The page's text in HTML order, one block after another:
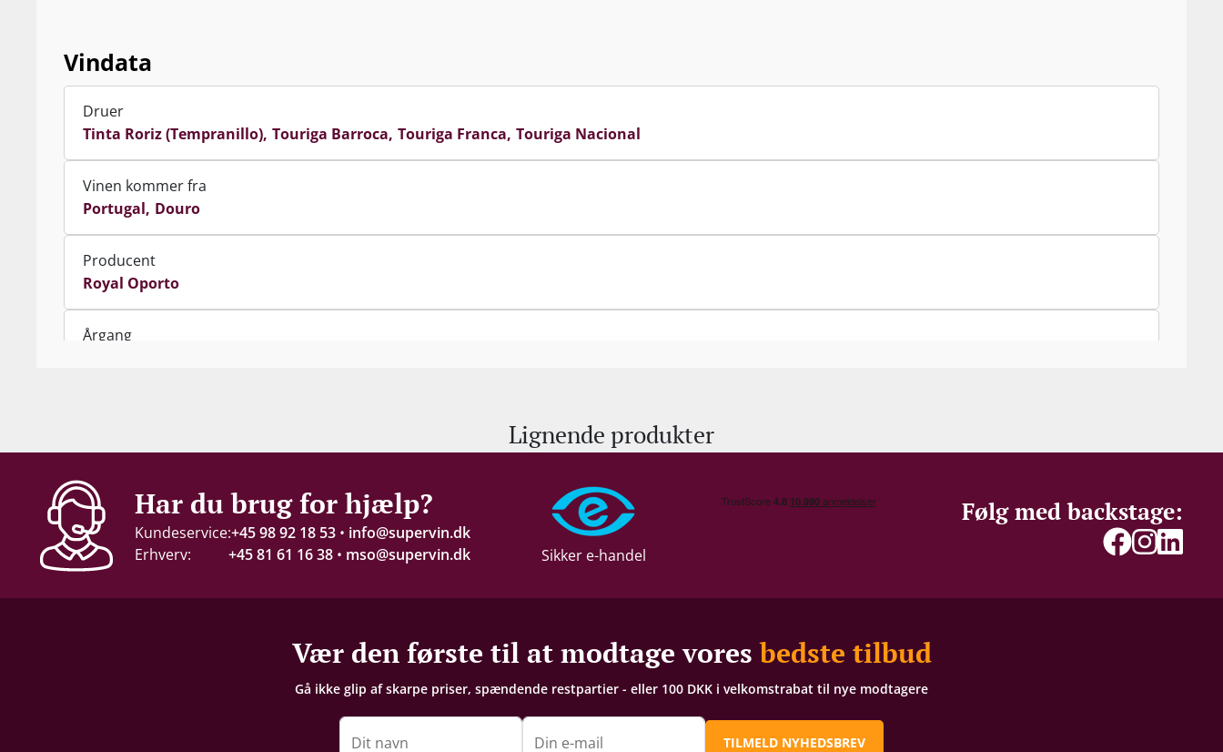
Vindata
Druer
Tinta Roriz (Tempranillo) Touriga Barroca Touriga Franca Touriga Nacional
Vinen kommer fra
Portugal Douro
Producent
Royal Oporto
Årgang
Alkohol-%
20 %
Servering
Lignende produkter
Har du brug for hjælp?
Kundeservice:+45 98 92 18 53 • info@supervin.dk
Erhverv:
+45 81 61 16 38 • mso@supervin.dk Sikker e-handel
Følg med backstage:
Vær den første til at modtage voresbedste tilbud
Gå ikke glip af skarpe priser, spændende restpartier - eller 100 DKK i velkomstrabat til nye modtagere
Dit navn Din e-mail TILMELD NYHEDSBREV